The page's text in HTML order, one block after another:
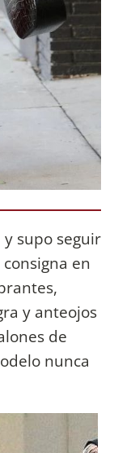
supo seguir
en
y anteojos
de
nunca